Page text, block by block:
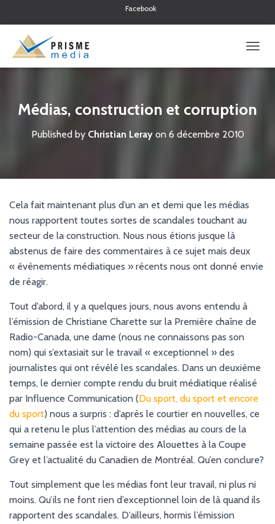
Facebook
U
R
I
O
Médias, construction et corruption
Published by Christian Lerayon 6 décembre 2010
Cela fait maintenant plus d’un an et demi que les médias
nous rapportent toutes sortes de scandales touchant au
secteur de la construction. Nous nous étions jusque là
abstenus de faire des commentaires à ce sujet mais deux
« évènements médiatiques » récents nous ont donné envie
de réagir.
Tout d’abord, il y a quelques jours, nous avons entendu à
l’émission de Christiane Charette sur la Première chaîne de
Radio-Canada, une dame (nous ne connaissons pas son
nom) qui s’extasiait sur le travail « exceptionnel » des
journalistes qui ont révélé les scandales. Dans un deuxième
temps, le dernier compte rendu du bruit médiatique réalisé
par Influence Communication (Du sport, du sport et encore
du sport) nous a surpris : d’après le courtier en nouvelles, ce
qui a retenu le plus l’attention des médias au cours de la
semaine passée est la victoire des Alouettes à la Coupe
Grey et l’actualité du Canadien de Montréal. Qu’en conclure?
Tout simplement que les médias font leur travail, ni plus ni
moins. Qu’ils ne font rien d’exceptionnel loin de là quand ils
rapportent des scandales. D’ailleurs, hormis l’émission